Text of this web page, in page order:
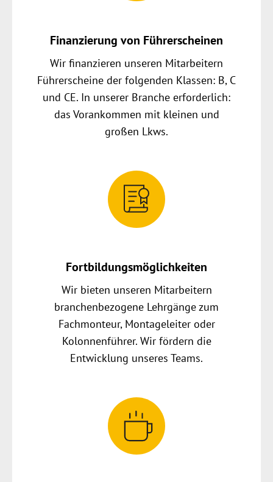
Finanzierung von Führerscheinen
Wir finanzieren unseren Mitarbeitern
Führerscheine der folgenden Klassen: B, C
und CE. In unserer Branche erforderlich:
das Vorankommen mit kleinen und
großen Lkws.
Fortbildungsmöglichkeiten
Wir bieten unseren Mitarbeitern
branchenbezogene Lehrgänge zum
Fachmonteur, Montageleiter oder
Kolonnenführer. Wir fördern die
Entwicklung unseres Teams.